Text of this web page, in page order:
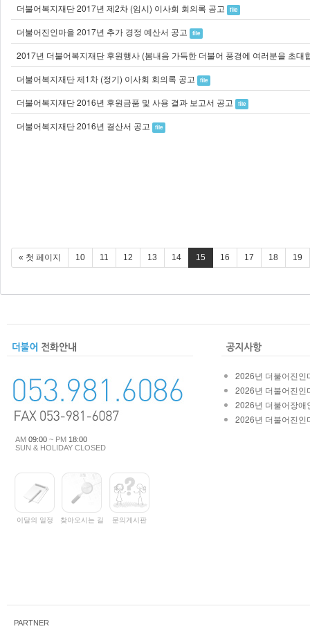
더불어복지재단 2017년 제2차 (임시) 이사회 회의록 공고 file
더불어진인마을 2017년 추가 경정 예산서 공고 file
2017년 더불어복지재단 후원행사 (봄내음 가득한 더불어 풍경에 여러분을 초대
더불어복지재단 제1차 (정기) 이사회 회의록 공고
file
더불어복지재단 2016년 후원금품 및 사용 결과 보고서 공고 file
더불어복지재단 2016년 결산서 공고 file
« 첫 페이지 10 11 12 13 14 15 16 17 18 19
AM 09:00 ~ PM 18:00
SUN & HOLIDAY CLOSED
이달의 일정 찾아오시는 길 문의게시판
2026년 더불어진인
2026년 더불어진인
2026년 더불어장애
2026년 더불어진인
PARTNER